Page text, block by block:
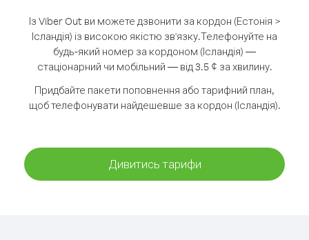
Із Viber Out ви можете дзвонити за кордон (Естонія >
Ісландія) із високою якістю зв'язку.Телефонуйте на
будь-який номер за кордоном (Ісландія) —
стаціонарний чи мобільний — від 3.5 ¢ за хвилину.
Придбайте пакети поповнення або тарифний план,
щоб телефонувати найдешевше за кордон (Ісландія).
Дивитись тарифи